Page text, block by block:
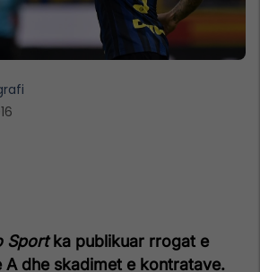
Sportka publikuar rrogat e
A dhe skadimet e kontratave.